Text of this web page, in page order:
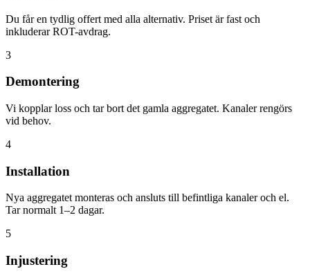
Du får en tydlig offert med alla alternativ. Priset är fast och
inkluderar ROT-avdrag.
3
Demontering
Vi kopplar loss och tar bort det gamla aggregatet. Kanaler rengörs
vid behov.
4
Installation
Nya aggregatet monteras och ansluts till befintliga kanaler och el.
Tar normalt 1–2 dagar.
5
Injustering